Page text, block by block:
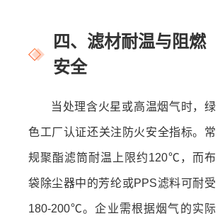
四、滤材耐温与阻燃
安全
当处理含火星或高温烟气时，绿
色工厂认证还关注防火安全指标。常
规聚酯滤筒耐温上限约120℃，而布
袋除尘器中的芳纶或PPS滤料可耐受
180-200℃。企业需根据烟气的实际